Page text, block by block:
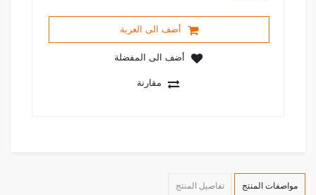
أضف الى العربة
أضف الى المفضلة
مقارنة
مواصفات المنتج تفاصيل المنتج